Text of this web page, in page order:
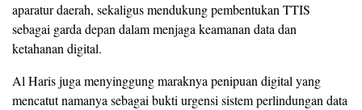
aparatur daerah, sekaligus mendukung pembentukan TTIS
sebagai garda depan dalam menjaga keamanan data dan
ketahanan digital.
Al Haris juga menyinggung maraknya penipuan digital yang
mencatut namanya sebagai bukti urgensi sistem perlindungan data